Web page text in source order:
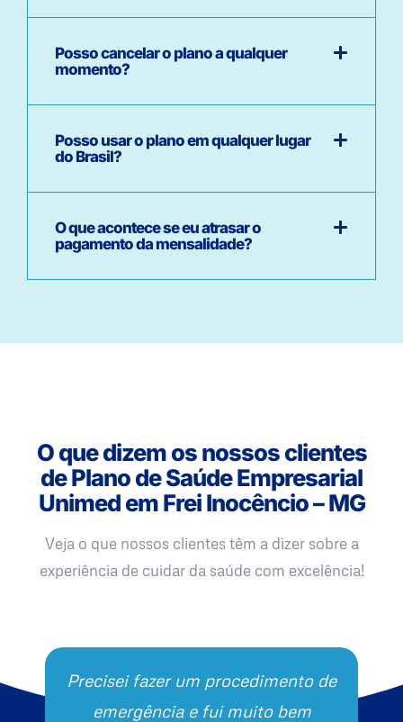
Posso cancelar o plano a qualquer
momento?
Posso usar o plano em qualquer lugar
do Brasil?
O que acontece se eu atrasar o
pagamento da mensalidade?
O que dizem os nossos clientes
de Plano de Saúde Empresarial
Unimed em Frei Inocêncio – MG
Veja o que nossos clientes têm a dizer sobre a
experiência de cuidar da saúde com excelência!
Precisei fazer um procedimento de
emergência e fui muito bem